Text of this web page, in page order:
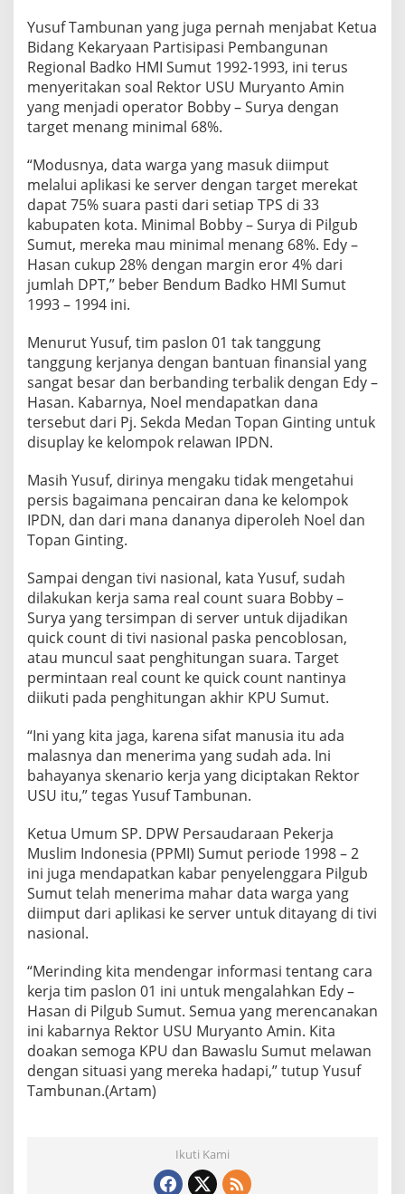
Yusuf Tambunan yang juga pernah menjabat Ketua
Bidang Kekaryaan Partisipasi Pembangunan
Regional Badko HMI Sumut 1992-1993, ini terus
menyeritakan soal Rektor USU Muryanto Amin
yang menjadi operator Bobby – Surya dengan
target menang minimal 68%.
“Modusnya, data warga yang masuk diimput
melalui aplikasi ke server dengan target merekat
dapat 75% suara pasti dari setiap TPS di 33
kabupaten kota. Minimal Bobby – Surya di Pilgub
Sumut, mereka mau minimal menang 68%. Edy –
Hasan cukup 28% dengan margin eror 4% dari
jumlah DPT,” beber Bendum Badko HMI Sumut
1993 – 1994 ini.
Menurut Yusuf, tim paslon 01 tak tanggung
tanggung kerjanya dengan bantuan finansial yang
sangat besar dan berbanding terbalik dengan Edy –
Hasan. Kabarnya, Noel mendapatkan dana
tersebut dari Pj. Sekda Medan Topan Ginting untuk
disuplay ke kelompok relawan IPDN.
Masih Yusuf, dirinya mengaku tidak mengetahui
persis bagaimana pencairan dana ke kelompok
IPDN, dan dari mana dananya diperoleh Noel dan
Topan Ginting.
Sampai dengan tivi nasional, kata Yusuf, sudah
dilakukan kerja sama real count suara Bobby –
Surya yang tersimpan di server untuk dijadikan
quick count di tivi nasional paska pencoblosan,
atau muncul saat penghitungan suara. Target
permintaan real count ke quick count nantinya
diikuti pada penghitungan akhir KPU Sumut.
“Ini yang kita jaga, karena sifat manusia itu ada
malasnya dan menerima yang sudah ada. Ini
bahayanya skenario kerja yang diciptakan Rektor
USU itu,” tegas Yusuf Tambunan.
Ketua Umum SP. DPW Persaudaraan Pekerja
Muslim Indonesia (PPMI) Sumut periode 1998 – 2
ini juga mendapatkan kabar penyelenggara Pilgub
Sumut telah menerima mahar data warga yang
diimput dari aplikasi ke server untuk ditayang di tivi
nasional.
“Merinding kita mendengar informasi tentang cara
kerja tim paslon 01 ini untuk mengalahkan Edy –
Hasan di Pilgub Sumut. Semua yang merencanakan
ini kabarnya Rektor USU Muryanto Amin. Kita
doakan semoga KPU dan Bawaslu Sumut melawan
dengan situasi yang mereka hadapi,” tutup Yusuf
Tambunan.(Artam)
Ikuti Kami